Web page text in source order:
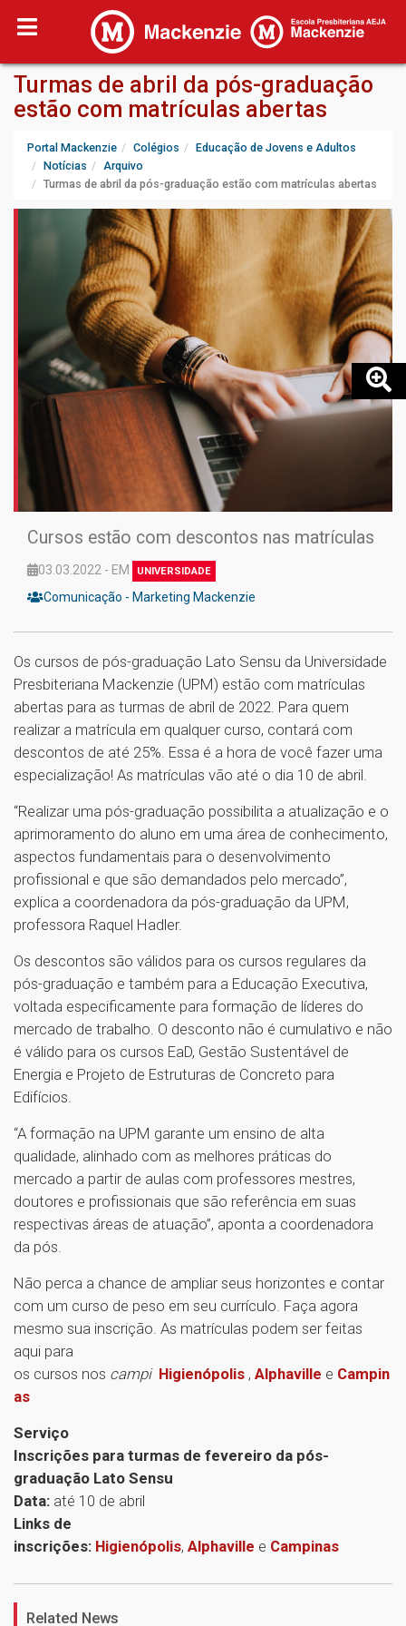
Turmas de abril da pós-graduação
estão com matrículas abertas
Portal Mackenzie Colégios
Educação de Jovens e Adultos
Notícias
Arquivo
Turmas de abril da pós-graduação estão com matrículas abertas
Cursos estão com descontos nas matrículas
03.03.2022 - EM UNIVERSIDADE
Comunicação - Marketing Mackenzie
Os cursos de pós-graduação Lato Sensu da Universidade
Presbiteriana Mackenzie (UPM) estão com matrículas
abertas para as turmas de abril de 2022. Para quem
realizar a matrícula em qualquer curso, contará com
descontos de até 25%. Essa é a hora de você fazer uma
especialização! As matrículas vão até o dia 10 de abril.
“Realizar uma pós-graduação possibilita a atualização e o
aprimoramento do aluno em uma área de conhecimento,
aspectos fundamentais para o desenvolvimento
profissional e que são demandados pelo mercado”,
explica a coordenadora da pós-graduação da UPM,
professora Raquel Hadler.
Os descontos são válidos para os cursos regulares da
pós-graduação e também para a Educação Executiva,
voltada especificamente para formação de líderes do
mercado de trabalho. O desconto não é cumulativo e não
é válido para os cursos EaD, Gestão Sustentável de
Energia e Projeto de Estruturas de Concreto para
Edifícios.
“A formação na UPM garante um ensino de alta
qualidade, alinhado com as melhores práticas do
mercado a partir de aulas com professores mestres,
doutores e profissionais que são referência em suas
respectivas áreas de atuação”, aponta a coordenadora
da pós.
Não perca a chance de ampliar seus horizontes e contar
com um curso de peso em seu currículo. Faça agora
mesmo sua inscrição. As matrículas podem ser feitas
aqui para
os cursos nos campi Higienópolis , Alphaville e Campin
as
Serviço
Inscrições para turmas de fevereiro da pós-
graduação Lato Sensu
Data: até 10 de abril
Links de
inscrições: Higienópolis, Alphaville e Campinas
1
Related News